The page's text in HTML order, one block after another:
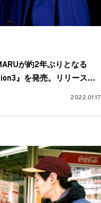
が約2年ぶりとなる
』を発売。リリースイ
2022.01.17